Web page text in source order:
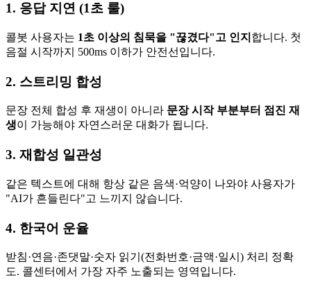
1. 응답 지연 (1초 룰)
콜봇 사용자는 1초 이상의 침묵을 "끊겼다"고 인지 합니다. 첫
음절 시작까지 500ms 이하가 안전선입니다.
2. 스트리밍 합성
문장 전체 합성 후 재생이 아니라 문장 시작 부분부터 점진 재
생이 가능해야 자연스러운 대화가 됩니다.
3. 재합성 일관성
같은 텍스트에 대해 항상 같은 음색·억양이 나와야 사용자가
"AI가 흔들린다"고 느끼지 않습니다.
4. 한국어 운율
받침·연음·존댓말·숫자 읽기(전화번호·금액·일시) 처리 정확
도. 콜센터에서 가장 자주 노출되는 영역입니다.